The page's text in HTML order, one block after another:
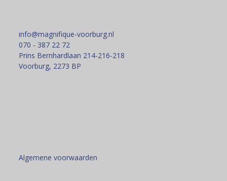
info@magnifique-voorburg.nl
070 - 387 22 72
Prins Bernhardlaan 214-216-218
Voorburg, 2273 BP
Algemene voorwaarden